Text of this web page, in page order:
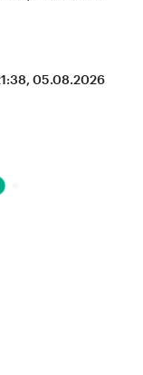
05.08.2026